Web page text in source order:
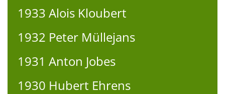
1933 Alois Kloubert
1932 Peter Müllejans
1931 Anton Jobes
1930 Hubert Ehrens